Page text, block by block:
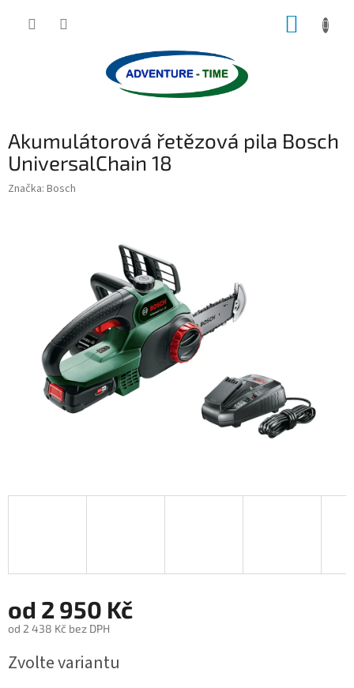
Akumulátorová řetězová pila Bosch
UniversalChain 18
Značka: Bosch
od 2 950 Kč
od 2 438 Kč bez DPH
cena:
Zvolte variantu